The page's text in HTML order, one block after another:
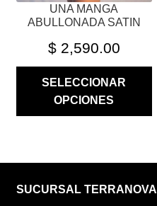
UNA MANGA
ABULLONADA SATIN
$2,590.00
SELECCIONAR
OPCIONES
SUCURSAL TERRANOVA